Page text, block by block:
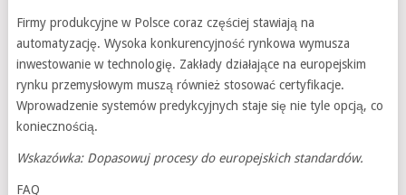
Firmy produkcyjne w Polsce coraz częściej stawiają na
automatyzację. Wysoka konkurencyjność rynkowa wymusza
inwestowanie w technologię. Zakłady działające na europejskim
rynku przemysłowym muszą również stosować certyfikacje.
Wprowadzenie systemów predykcyjnych staje się nie tyle opcją, co
koniecznością.
Wskazówka: Dopasowuj procesy do europejskich standardów.
FAQ